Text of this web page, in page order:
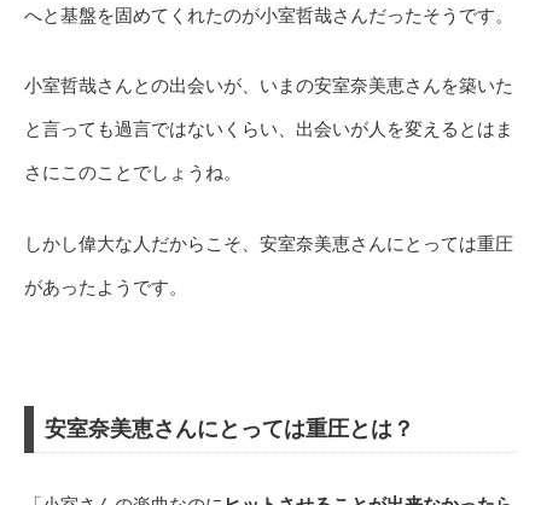
へと基盤を固めてくれたのが小室哲哉さんだったそうです。
小室哲哉さんとの出会いが、いまの安室奈美恵さんを築いた
と言っても過言ではないくらい、出会いが人を変えるとはま
さにこのことでしょうね。
しかし偉大な人だからこそ、安室奈美恵さんにとっては重圧
があったようです。
安室奈美恵さんにとっては重圧とは？